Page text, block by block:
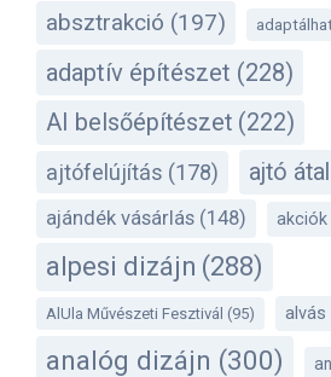
absztrakció (197)
adaptív építészet (228)
AI belsőépítészet (222)
ajtófelújítás (178) ajtó
ajándék vásárlás (148) akciók
alpesi dizájn (288)
AlUla Művészeti Fesztivál (95) alvás
analóg dizájn (300)